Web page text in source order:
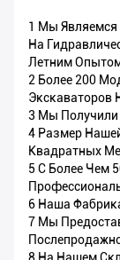
1 Мы
На
Летним
2 Более 200
Экскаваторов
3 Мы Получили
4 Размер
Квадратных
5 С Более Чем
6 Наша
7 Мы